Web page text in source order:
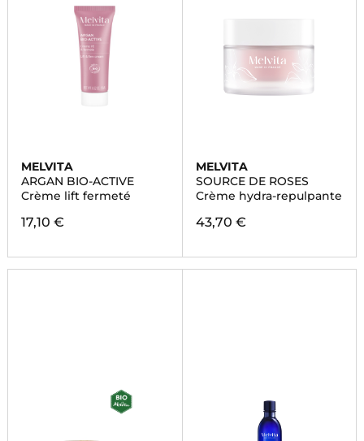
MELVITA
ARGAN BIO-ACTIVE
Crème lift fermeté
17,10 €
MELVITA
SOURCE DE ROSES
Crème hydra-repulpante
43,70 €